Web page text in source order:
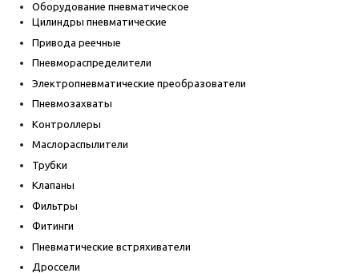
Оборудование пневматическое
Цилиндры пневматические
Привода реечные
Пневмораспределители
Электропневматические преобразователи
Пневмозахваты
Контроллеры
Маслораспылители
Трубки
Клапаны
Фильтры
Фитинги
Пневматические встряхиватели
Дроссели